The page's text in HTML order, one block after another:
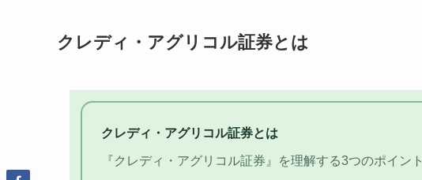
クレディ・アグリコル証券とは
クレディ・アグリコル証券とは
『クレディ・アグリコル証券』を理解する3つのポイント